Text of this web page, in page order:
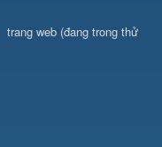
trang web (đang trong thử